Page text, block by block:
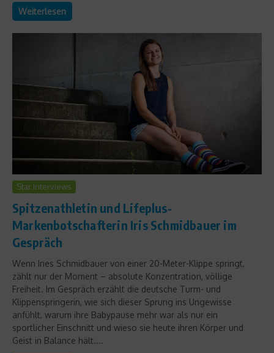
Weiterlesen
Star Interviews
Spitzenathletin und Lifeplus-
Markenbotschafterin Iris Schmidbauer im
Gespräch
Wenn Ines Schmidbauer von einer 20-Meter-Klippe springt,
zählt nur der Moment – absolute Konzentration, völlige
Freiheit. Im Gespräch erzählt die deutsche Turm- und
Klippenspringerin, wie sich dieser Sprung ins Ungewisse
anfühlt, warum ihre Babypause mehr war als nur ein
sportlicher Einschnitt und wieso sie heute ihren Körper und
Geist in Balance hält....